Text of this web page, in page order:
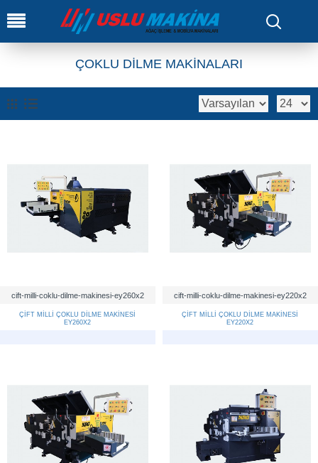
ÇOKLU DİLME MAKİNALARI
cift-milli-coklu-dilme-makinesi-ey260x2
ÇİFT MİLLİ ÇOKLU DİLME MAKİNESİ
EY260X2
cift-milli-coklu-dilme-makinesi-ey220x2
ÇİFT MİLLİ ÇOKLU DİLME MAKİNESİ
EY220X2